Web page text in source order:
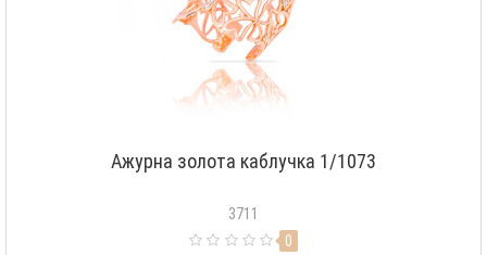
Ажурна золота каблучка 1/1073
3711
0